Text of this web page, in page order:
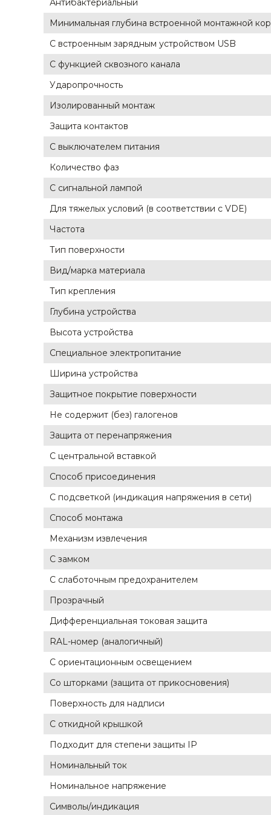
Строительные и отделочные материалы
Товары для дома
Сантехника
Автомобильные товары, инструменты
Антибактериальный
Минимальная глубина встроенной монтажной
С встроенным зарядным устройством USB
С функцией сквозного канала
Ударопрочность
Изолированный монтаж
Защита контактов
С выключателем питания
Количество фаз
С сигнальной лампой
Для тяжелых условий (в соответствии с VDE)
Частота
Тип поверхности
Вид/марка материала
Тип крепления
Глубина устройства
Высота устройства
Cпециальное электропитание
Ширина устройства
Защитное покрытие поверхности
Не содержит (без) галогенов
Защита от перенапряжения
С центральной вставкой
Способ присоединения
С подсветкой (индикация напряжения в сети)
Способ монтажа
Механизм извлечения
С замком
С слаботочным предохранителем
Прозрачный
Дифференциальная токовая защита
RAL-номер (аналогичный)
С ориентационным освещением
Со шторками (защита от прикосновения)
Поверхность для надписи
С откидной крышкой
Подходит для степени защиты IP
Номинальный ток
Номинальное напряжение
Символы/индикация